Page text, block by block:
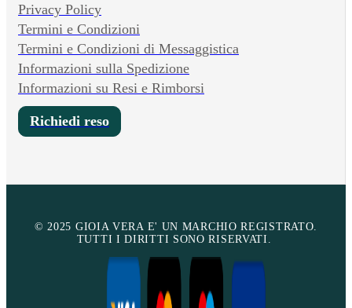
Privacy Policy
Termini e Condizioni
Termini e Condizioni di Messaggistica
Informazioni sulla Spedizione
Informazioni su Resi e Rimborsi
Richiedi reso
© 2025 GIOIA VERA E' UN MARCHIO REGISTRATO.
TUTTI I DIRITTI SONO RISERVATI.